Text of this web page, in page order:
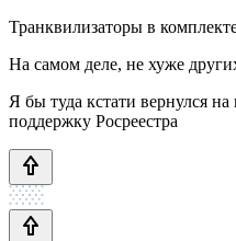
Транквилизаторы в
На самом деле, не хуже
Я бы туда кстати вернулся
поддержку Росреестра